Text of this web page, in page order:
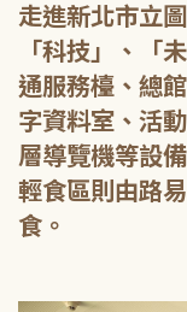
走進新北市立
「科技」、「
通服務檯、總
字資料室、活
層導覽機等設
輕食區則由路
食。